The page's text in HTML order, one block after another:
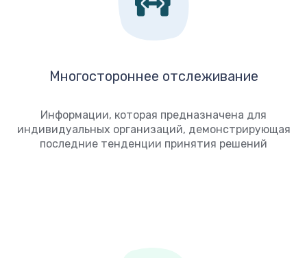
Многостороннее отслеживание
Информации, которая предназначена для
индивидуальных организаций, демонстрирующая
последние тенденции принятия решений